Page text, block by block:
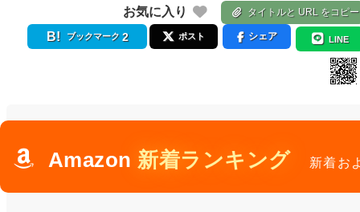
お気に入り タイトルと URL をコピー
ブックマーク 2 ポスト シェア LINE
Amazon 新着ランキング 新着お